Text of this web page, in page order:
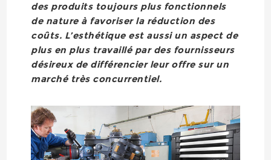
des produits toujours plus fonctionnels
de nature à favoriser la réduction des
coûts. L’esthétique est aussi un aspect de
plus en plus travaillé par des fournisseurs
désireux de différencier leur offre sur un
marché très concurrentiel.